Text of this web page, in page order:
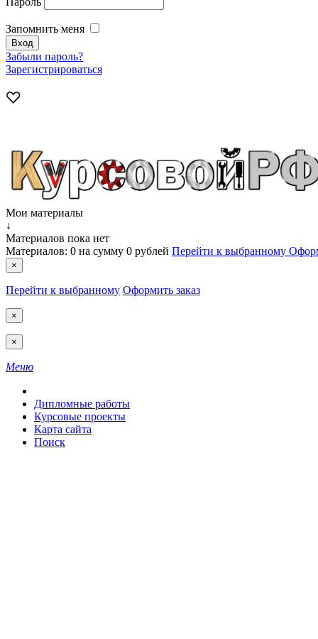
Запомнить меня
Забыли пароль?
Зарегистрироваться
Мои материалы
↓
Материалов пока нет
Материалов: 0 на сумму 0 рублей Перейти к выбранному
×
Перейти к выбранному Оформить заказ
×
×
Меню
Дипломные работы
Курсовые проекты
Карта сайта
Поиск